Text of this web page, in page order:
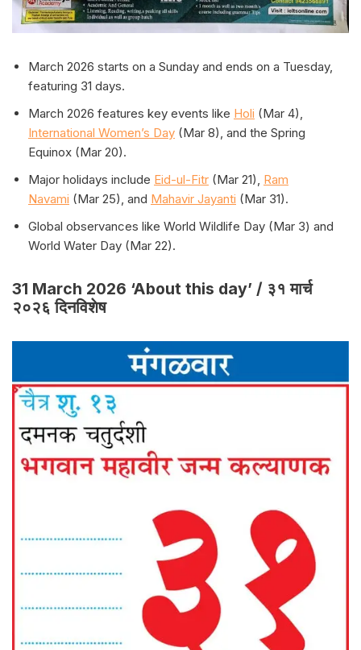
March 2026 starts on a Sunday and ends on a Tuesday,
featuring 31 days.
March 2026 features key events like Holi (Mar 4),
International Women’s Day (Mar 8), and the Spring
Equinox (Mar 20).
Major holidays include Eid-ul-Fitr (Mar 21), Ram
Navami (Mar 25), and Mahavir Jayanti (Mar 31).
Global observances like World Wildlife Day (Mar 3) and
World Water Day (Mar 22).
31 March 2026 ‘About this day’ / ३१ मार्च
२०२६ दिनविशेष